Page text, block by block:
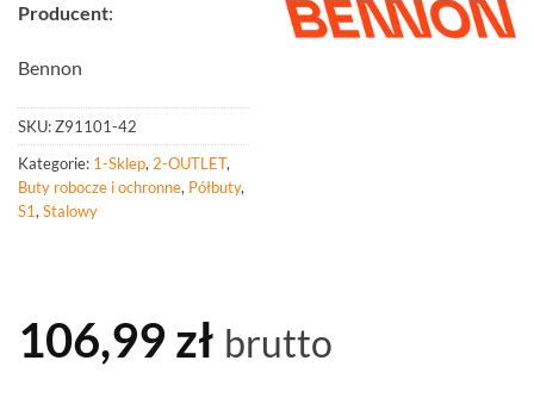
Producent:
Bennon
SKU:Z91101-42
Kategorie: 1-Sklep, 2-OUTLET,
Buty robocze i ochronne, Półbuty,
S1, Stalowy
106,99 zł brutto